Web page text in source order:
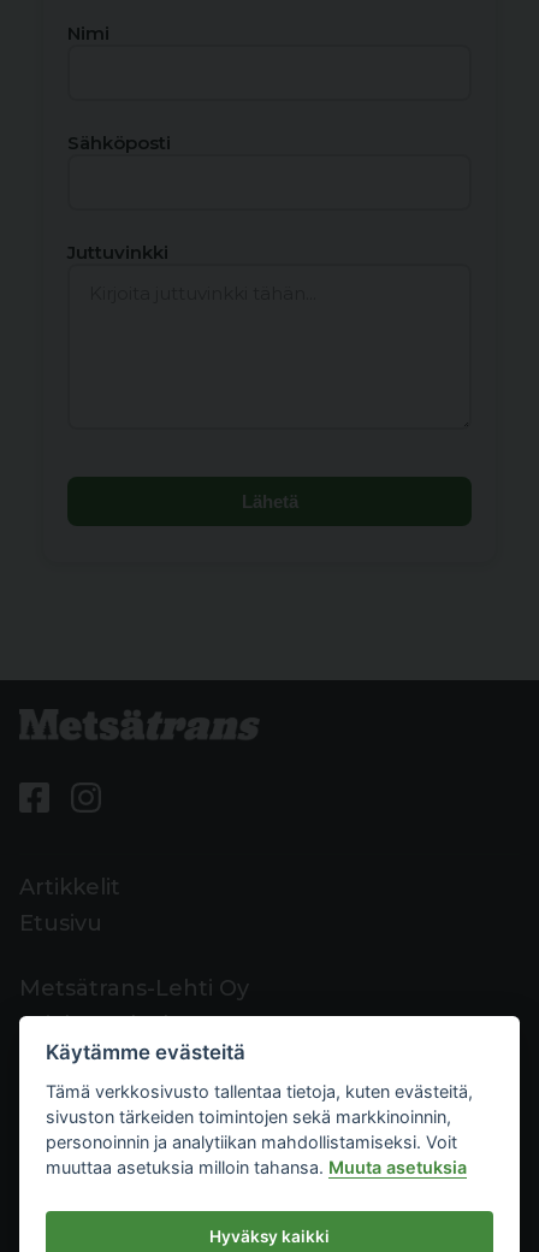
Nimi
Sähköposti
Juttuvinkki
Lähetä
Artikkelit
Etusivu
Metsätrans-Lehti Oy
Asiakaspalvelu
Yhteystiedot
Palaute
Mediakortti
Metsätrans-Lehti Oy
Käytämme evästeitä
Tämä verkkosivusto tallentaa tietoja, kuten evästeitä,
sivuston tärkeiden toimintojen sekä markkinoinnin,
personoinnin ja analytiikan mahdollistamiseksi. Voit
muuttaa asetuksia milloin tahansa. Muuta asetuksia
Hyväksy kaikki